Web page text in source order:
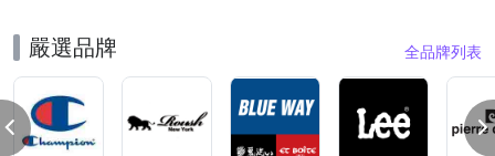
嚴選品牌 全品牌列表